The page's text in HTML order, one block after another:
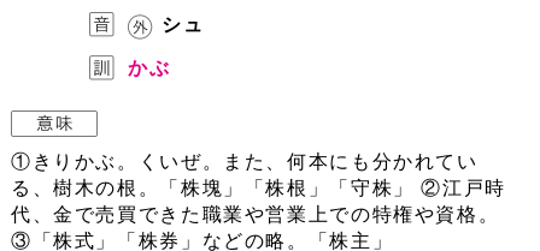
シュ
かぶ
①きりかぶ。くいぜ。また、何本にも分かれてい
る、樹木の根。「株塊」「株根」「守株」 ②江戸時
代、金で売買できた職業や営業上での特権や資格。
③「株式」「株券」などの略。「株主」